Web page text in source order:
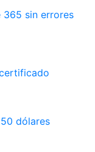
sin errores
dólares